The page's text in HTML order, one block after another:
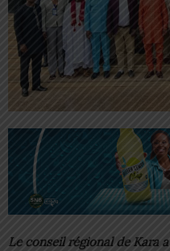
Le conseil régional de Kara